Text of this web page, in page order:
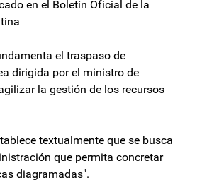
en el Boletín Oficial de la
el traspaso de
dirigida por el ministro de
la gestión de los recursos
textualmente que se busca
que permita concretar
diagramadas".